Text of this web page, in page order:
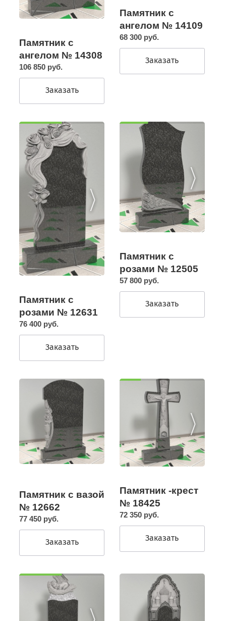
Памятник с
ангелом № 14308
106 850 руб.
Заказать
Памятник с
ангелом № 14109
68 300 руб.
Заказать
Памятник с
розами № 12631
76 400 руб.
Заказать
Памятник с
розами № 12505
57 800 руб.
Заказать
Памятник с вазой
№ 12662
77 450 руб.
Заказать
Памятник -крест
№ 18425
72 350 руб.
Заказать